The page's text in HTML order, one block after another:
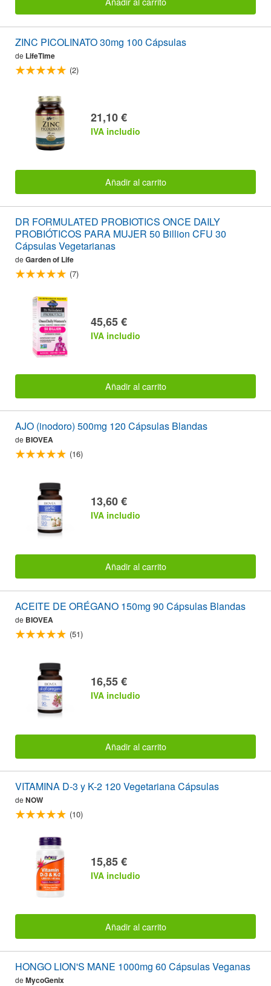
ZINC PICOLINATO 30mg 100 Cápsulas
de LifeTime
(2)
21,10 €
IVA includio
Añadir al carrito
DR FORMULATED PROBIOTICS ONCE DAILY
PROBIÓTICOS PARA MUJER 50 Billion CFU 30
Cápsulas Vegetarianas
de Garden of Life
(7)
45,65 €
IVA includio
Añadir al carrito
AJO (inodoro) 500mg 120 Cápsulas Blandas
de BIOVEA
(16)
13,60 €
IVA includio
Añadir al carrito
ACEITE DE ORÉGANO 150mg 90 Cápsulas Blandas
de BIOVEA
(51)
16,55 €
IVA includio
Añadir al carrito
VITAMINA D-3 y K-2 120 Vegetariana Cápsulas
de NOW
(10)
15,85 €
IVA includio
Añadir al carrito
HONGO LION'S MANE 1000mg 60 Cápsulas Veganas
de MycoGenix